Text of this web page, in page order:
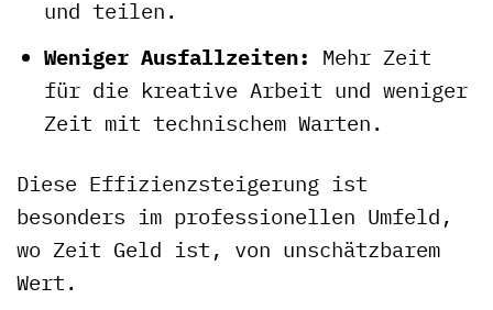
und teilen.
Weniger Ausfallzeiten: Mehr Zeit
für die kreative Arbeit und weniger
Zeit mit technischem Warten.
Diese Effizienzsteigerung ist
besonders im professionellen Umfeld,
wo Zeit Geld ist, von unschätzbarem
Wert.